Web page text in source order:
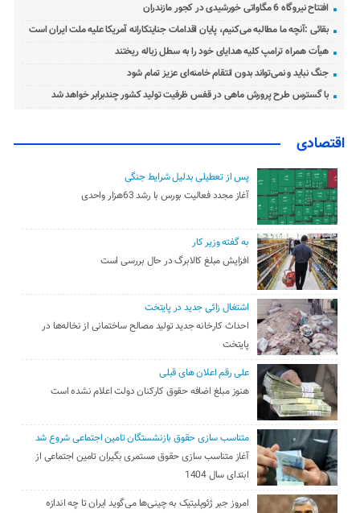
افتتاح نیروگاه 6 مگاواتی خورشیدی در کجور مازندران
بقائی :آنچه ما مطالبه می‌کنیم، پایان اقدامات جنایتکارانه آمریکا علیه ملت ایران است
هیأت همراه ترامپ کلیه هدایای خود را به سطل زباله ریختند
جنگ نباید و نمی‌تواند بدون انتقام خامنه‌ای عزیز تمام شود
با گسترس طرح پرورش ماهی در قفس ظرفیت تولید کشور چندبرابر خواهد شد
اقتصادی
پس از تعطیلی بدلیل شرایط جنگی
آغاز مجدد فعالیت بورس با رشد 63هزار واحدی
به گفته وزیر کار
افزایش مبلغ کالابرگ در حال بررسی است
اشتغال زائی جدید در پایتخت
احداث کارخانه جدید تولید مصالح ساختمانی از نخاله‌ها در
پایتخت
علی رقم اعلان های قبلی
هنوز مبلغ اضافه حقوق کارکنان دولت اعلام نشده است
متناسب سازی حقوق بازنشستگان تامین اجتماعی شروع شد
آغاز متناسب سازی حقوق مستمری بگیران تامین اجتماعی از
ابتدای سال 1404
امروز جبر ژئوپلیتیک به چینی‌ها می‌گوید ایران تا چه اندازه